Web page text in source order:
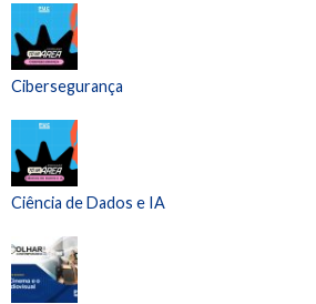
Cibersegurança
Ciência de Dados e IA